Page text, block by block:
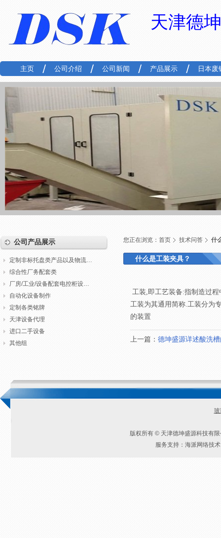
天津德
主页 公司介绍 公司新闻 产品展示 日本废
公司产品展示
定制非标托盘类产品以及物流包装
综合性厂务配套类
厂房/工业/设备配套电控柜设计制作调试
自动化设备制作
定制各类铭牌
天津设备代理
进口二手设备
其他组
您正在浏览： 首页 技术问答 什
什么是工装夹具？
工装,即工艺装备:指制造过
工装为其通用简称.工装分为
的装置
上一篇： 德坤盛源详述酸洗
版权所有 © 天津德坤盛源科技有
服务支持：海派网络技